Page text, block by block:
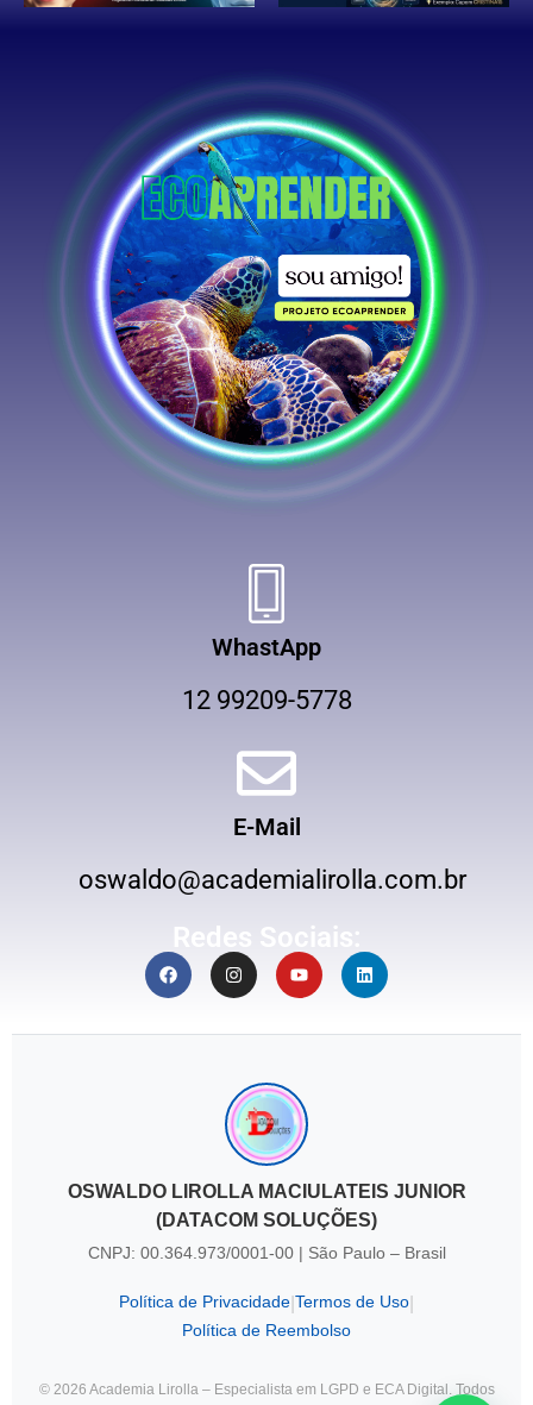
WhastApp
12 99209-5778
E-Mail
oswaldo@academialirolla.com.br
Redes Sociais:
OSWALDO LIROLLA MACIULATEIS JUNIOR
(DATACOM SOLUÇÕES)
CNPJ: 00.364.973/0001-00 | São Paulo – Brasil
Política de Privacidade Termos de Uso
Política de Reembolso
© 2026 Academia Lirolla – Especialista em LGPD e ECA Digital. Todos